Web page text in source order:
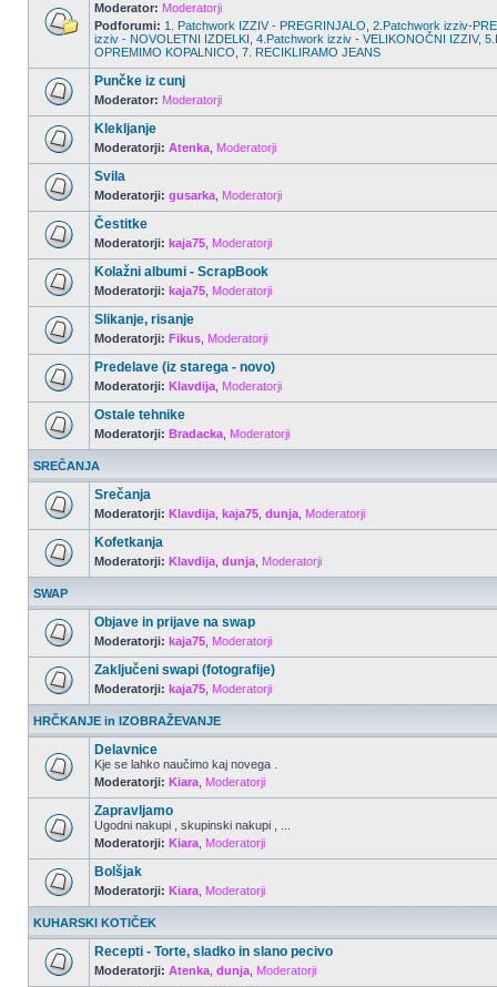
Moderator: Moderatorji
Podforumi: 1. Patchwork IZZIV - PREGRINJALO 2.Patchwork izziv-
izziv - NOVOLETNI IZDELKI 4.Patchwork izziv - VELIKONOČNI IZZIV,
OPREMIMO KOPALNICO 7. RECIKLIRAMO JEANS
Punčke iz cunj
Moderator: Moderatorji
Klekljanje
Moderatorji: Atenka Moderatorji
Svila
Moderatorji: gusarka Moderatorji
Čestitke
Moderatorji: kaja75 Moderatorji
Kolažni albumi - ScrapBook
Moderatorji: kaja75 Moderatorji
Slikanje, risanje
Moderatorji: Fikus Moderatorji
Predelave (iz starega - novo)
Moderatorji: Klavdija Moderatorji
Ostale tehnike
Moderatorji: Bradacka Moderatorji
SREČANJA
Srečanja
Moderatorji: Klavdija kaja75 dunja Moderatorji
Kofetkanja
Moderatorji: Klavdija dunja Moderatorji
SWAP
Objave in prijave na swap
Moderatorji: kaja75 Moderatorji
Zaključeni swapi (fotografije)
Moderatorji: kaja75 Moderatorji
HRČKANJE in IZOBRAŽEVANJE
Delavnice
Kje se lahko naučimo kaj novega .
Moderatorji: Kiara Moderatorji
Zapravljamo
Ugodni nakupi , skupinski nakupi , ...
Moderatorji: Kiara Moderatorji
Bolšjak
Moderatorji: Kiara Moderatorji
KUHARSKI KOTIČEK
Recepti - Torte, sladko in slano pecivo
Moderatorji: Atenka dunja Moderatorji